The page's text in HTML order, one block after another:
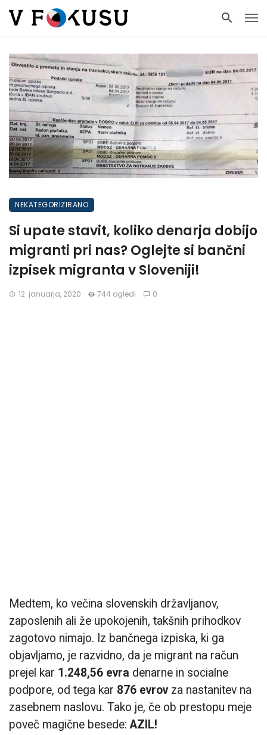
NEKATEGORIZIRANO
Si upate stavit, koliko denarja dobijo
migranti pri nas? Oglejte si bančni
izpisek migranta v Sloveniji!
12. januarja, 2020 744 ogledi 0
Medtem, ko večina slovenskih državljanov,
zaposlenih ali že upokojenih, takšnih prihodkov
zagotovo nimajo. Iz bančnega izpiska, ki ga
objavljamo, je razvidno, da je migrant na račun
prejel kar 1.248,56 evra denarne in socialne
podpore, od tega kar 876 evrovza nastanitev na
zasebnem naslovu. Tako je, če ob prestopu meje
poveč magične besede:AZIL!